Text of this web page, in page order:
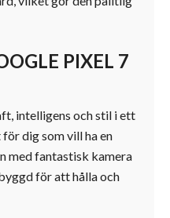
PIXEL 7
intelligens och stil i ett
dig som vill ha en
med fantastisk kamera
för att hålla och